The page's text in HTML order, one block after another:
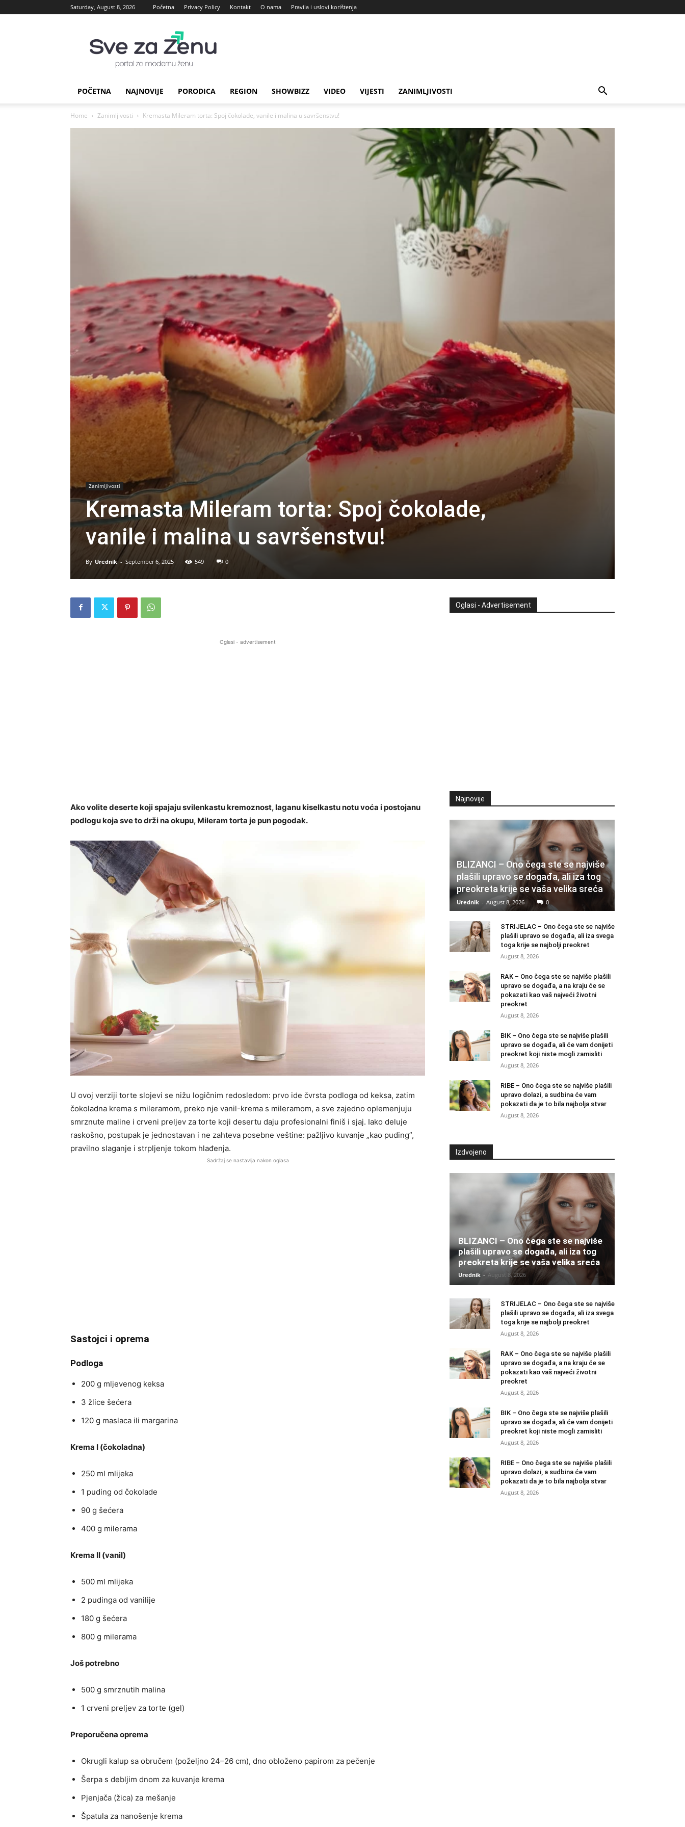
Saturday, August 8, 2026 Početna Privacy Policy Kontakt O nama Pravila i uslovi korištenja
za
Zenu
POČETNA NAJNOVIJE PORODICA REGION SHOWBIZZ VIDEO VIJESTI ZANIMLJIVOSTI
Home Zanimljivosti Kremasta Mileram torta: Spoj čokolade, vanile i malina u savršenstvu!
Zanimljivosti
Kremasta Mileram torta: Spoj čokolade,
vanile i malina u savršenstvu!
By Urednik - September 6, 2025 549 0
Oglasi - advertisement
Ako volite deserte koji spajaju svilenkastu kremoznost, laganu kiselkastu notu voća i postojanu
podlogu koja sve to drži na okupu, Mileram torta je pun pogodak.
U ovoj verziji torte slojevi se nižu logičnim redosledom: prvo ide čvrsta podloga od keksa, zatim
čokoladna krema s mileramom, preko nje vanil-krema s mileramom, a sve zajedno oplemenjuju
smrznute maline i crveni preljev za torte koji desertu daju profesionalni finiš i sjaj. Iako deluje
raskošno, postupak je jednostavan i ne zahteva posebne veštine: pažljivo kuvanje „kao puding”,
pravilno slaganje i strpljenje tokom hlađenja.
Sadržaj se nastavlja nakon oglasa
Sastojci i oprema
Podloga
200 g mljevenog keksa
3 žlice šećera
120 g maslaca ili margarina
Krema I (čokoladna)
250 ml mlijeka
1 puding od čokolade
90 g šećera
400 g milerama
Krema II (vanil)
500 ml mlijeka
2 pudinga od vanilije
180 g šećera
800 g milerama
Još potrebno
500 g smrznutih malina
1 crveni preljev za torte (gel)
Preporučena oprema
Okrugli kalup sa obručem (poželjno 24–26 cm), dno obloženo papirom za pečenje
Šerpa s debljim dnom za kuvanje krema
Pjenjača (žica) za mešanje
Špatula za nanošenje krema
Oglasi - Advertisement
Najnovije
BLIZANCI – Ono čega ste se najviše
plašili upravo se događa, ali iza tog
preokreta krije se vaša velika sreća
Urednik - August 8, 2026 0
STRIJELAC – Ono čega ste se najviše
plašili upravo se događa, ali iza svega
toga krije se najbolji preokret
August 8, 2026
RAK – Ono čega ste se najviše plašili
upravo se događa, a na kraju će se
pokazati kao vaš najveći životni
preokret
August 8, 2026
BIK – Ono čega ste se najviše plašili
upravo se događa, ali će vam donijeti
preokret koji niste mogli zamisliti
August 8, 2026
RIBE – Ono čega ste se najviše plašili
upravo dolazi, a sudbina će vam
pokazati da je to bila najbolja stvar
August 8, 2026
Izdvojeno
BLIZANCI – Ono čega ste se najviše
plašili upravo se događa, ali iza tog
preokreta krije se vaša velika sreća
Urednik - August 8, 2026
STRIJELAC – Ono čega ste se najviše
plašili upravo se događa, ali iza svega
toga krije se najbolji preokret
August 8, 2026
RAK – Ono čega ste se najviše plašili
upravo se događa, a na kraju će se
pokazati kao vaš najveći životni
preokret
August 8, 2026
BIK – Ono čega ste se najviše plašili
upravo se događa, ali će vam donijeti
preokret koji niste mogli zamisliti
August 8, 2026
RIBE – Ono čega ste se najviše plašili
upravo dolazi, a sudbina će vam
pokazati da je to bila najbolja stvar
August 8, 2026